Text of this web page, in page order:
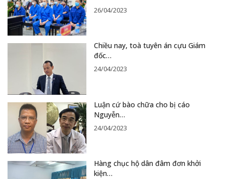
26/04/2023
Chiều nay, toà tuyên án cựu Giám
đốc…
24/04/2023
Luận cứ bào chữa cho bị cáo
Nguyễn…
24/04/2023
Hàng chục hộ dân đâm đơn khởi
kiện…